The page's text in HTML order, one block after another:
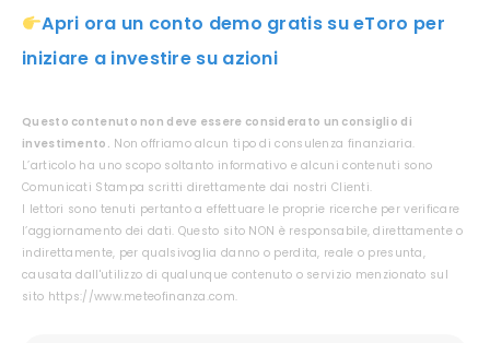
Apri ora un conto demo gratis su eToro per
iniziare a investire su azioni
Questo contenuto non deve essere considerato un consiglio di
investimento. Non offriamo alcun tipo di consulenza finanziaria.
L’articolo ha uno scopo soltanto informativo e alcuni contenuti sono
Comunicati Stampa scritti direttamente dai nostri Clienti.
I lettori sono tenuti pertanto a effettuare le proprie ricerche per verificare
l’aggiornamento dei dati. Questo sito NON è responsabile, direttamente o
indirettamente, per qualsivoglia danno o perdita, reale o presunta,
causata dall'utilizzo di qualunque contenuto o servizio menzionato sul
sito https://www.meteofinanza.com.